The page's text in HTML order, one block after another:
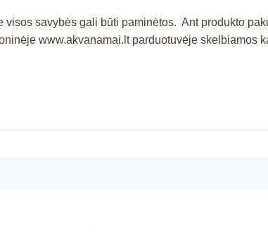
savybės gali būti paminėtos. Ant produkto
www.akvanamai.lt parduotuvėje skelbiamos